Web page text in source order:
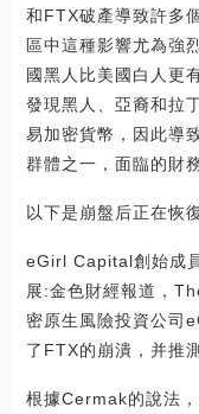
和FTX破產導致許多
區中這種影響尤為強
國黑人比美國白人更
發現黑人、亞裔和拉
易加密貨幣，因此導
群體之一，面臨的財
以下是崩盤后正在恢
eGirl Capital創始成
展:金色財經報道，
密原生風險投資公司
了FTX的崩潰，并推
根據Cermak的說法